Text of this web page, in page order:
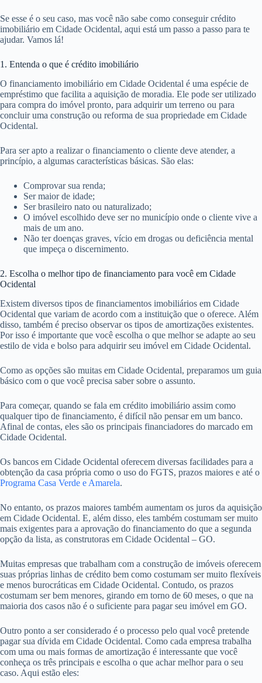
Se esse é o seu caso, mas você não sabe como conseguir crédito
imobiliário em Cidade Ocidental, aqui está um passo a passo para te
ajudar. Vamos lá!
1. Entenda o que é crédito imobiliário
O financiamento imobiliário em Cidade Ocidental é uma espécie de
empréstimo que facilita a aquisição de moradia. Ele pode ser utilizado
para compra do imóvel pronto, para adquirir um terreno ou para
concluir uma construção ou reforma de sua propriedade em Cidade
Ocidental.
Para ser apto a realizar o financiamento o cliente deve atender, a
princípio, a algumas características básicas. São elas:
Comprovar sua renda;
Ser maior de idade;
Ser brasileiro nato ou naturalizado;
O imóvel escolhido deve ser no município onde o cliente vive a
mais de um ano.
Não ter doenças graves, vício em drogas ou deficiência mental
que impeça o discernimento.
2. Escolha o melhor tipo de financiamento para você em Cidade
Ocidental
Existem diversos tipos de financiamentos imobiliários em Cidade
Ocidental que variam de acordo com a instituição que o oferece. Além
disso, também é preciso observar os tipos de amortizações existentes.
Por isso é importante que você escolha o que melhor se adapte ao seu
estilo de vida e bolso para adquirir seu imóvel em Cidade Ocidental.
Como as opções são muitas em Cidade Ocidental, preparamos um guia
básico com o que você precisa saber sobre o assunto.
Para começar, quando se fala em crédito imobiliário assim como
qualquer tipo de financiamento, é difícil não pensar em um banco.
Afinal de contas, eles são os principais financiadores do marcado em
Cidade Ocidental.
Os bancos em Cidade Ocidental oferecem diversas facilidades para a
obtenção da casa própria como o uso do FGTS, prazos maiores e até o
Programa Casa Verde e Amarela.
No entanto, os prazos maiores também aumentam os juros da aquisição
em Cidade Ocidental. E, além disso, eles também costumam ser muito
mais exigentes para a aprovação do financiamento do que a segunda
opção da lista, as construtoras em Cidade Ocidental – GO.
Muitas empresas que trabalham com a construção de imóveis oferecem
suas próprias linhas de crédito bem como costumam ser muito flexíveis
e menos burocráticas em Cidade Ocidental. Contudo, os prazos
costumam ser bem menores, girando em torno de 60 meses, o que na
maioria dos casos não é o suficiente para pagar seu imóvel em GO.
Outro ponto a ser considerado é o processo pelo qual você pretende
pagar sua dívida em Cidade Ocidental. Como cada empresa trabalha
com uma ou mais formas de amortização é interessante que você
conheça os três principais e escolha o que achar melhor para o seu
caso. Aqui estão eles: